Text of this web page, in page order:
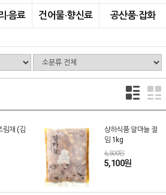
·음료 건어물·향신료 공산품·잡화
림채 (김
상하식품 알마늘 절
임 1kg
6,500원
5,100원